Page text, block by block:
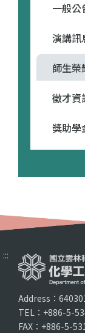
一般公
演講訊
師生榮
徵才資
獎助學
:::
Address：
TEL：+886-5-
FAX：+886-5-